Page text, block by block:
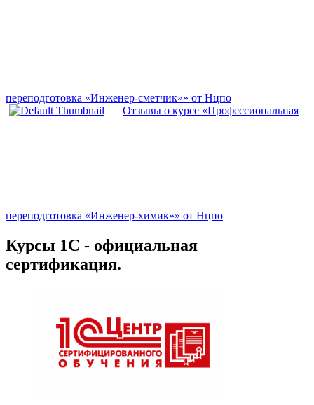
переподготовка «Инженер-сметчик»» от Нцпо
Отзывы о курсе «Профессиональная
переподготовка «Инженер-химик»» от Нцпо
Курсы 1С - официальная
сертификация.